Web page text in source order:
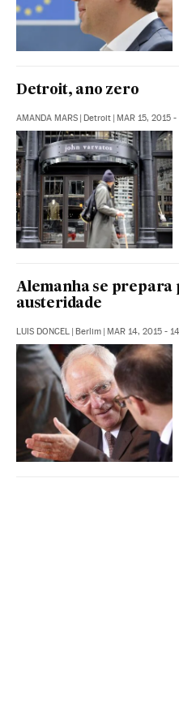
Detroit, ano zero
AMANDA MARS | Detroit | MAR 15, 2015 -
Alemanha se prepara
austeridade
LUIS DONCEL | Berlim | MAR 14, 2015 -